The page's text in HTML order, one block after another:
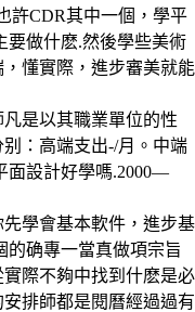
許CDR其中一個，學平
要做什麽.然後學些美術
懂實際，進步審美就能
是以其職業單位的性
：高端支出-/月。中端
面設計好學嗎.2000—
學會基本軟件，進步基
的确專一當真做項宗旨
際不夠中找到什麽是必
排師都是閱曆經過過有